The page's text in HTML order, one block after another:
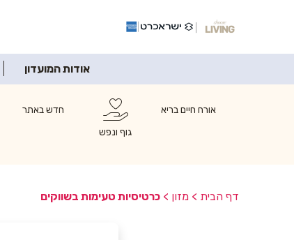
אודות המועדון
אורח חיים בריא
גוף ונפש
חדש באתר
דף הבית > מזון > כרטיסיות טעימות בשווקים